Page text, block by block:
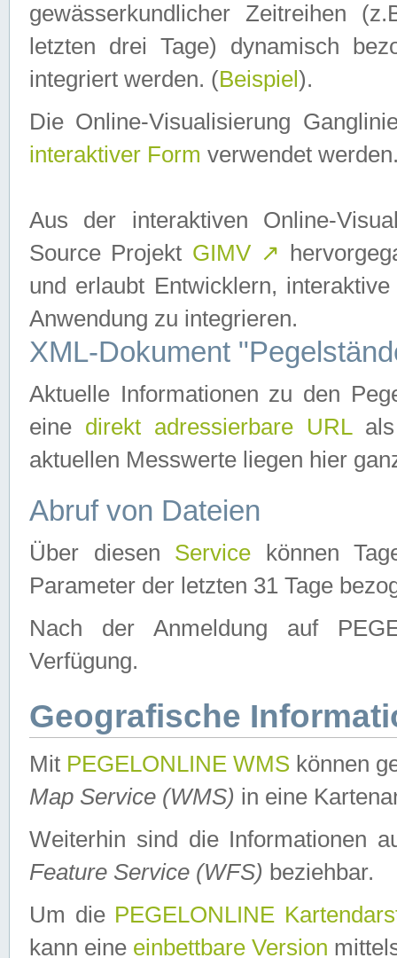
gewässerkundlicher Zeitreihen
letzten drei Tage) dynamisch
integriert werden. (Beispiel ).
Die Online-Visualisierung
interaktiver Form verwendet
Aus der interaktiven Online-
Source Projekt GIMV ↗
und erlaubt Entwicklern,
Anwendung zu integrieren.
XML-Dokument
Aktuelle Informationen zu den
eine direkt adressierbare URLals
aktuellen Messwerte liegen hier
Abruf von Dateien
Über diesen Service können
Parameter der letzten 31 Tage
Nach der Anmeldung auf
Verfügung.
Geografische
Mit PEGELONLINE WMS können
Map Service (WMS) in eine
Weiterhin sind die Informationen
Feature Service (WFS) beziehbar.
Um die PEGELONLINE
kann eine einbettbare Version